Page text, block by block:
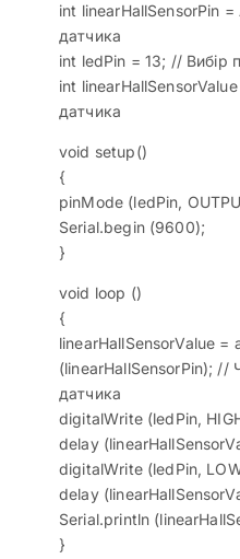
int linearHallSensorPin =
датчика
int ledPin = 13; // Вибір
int
датчика
void setup()
{
pinMode (ledPin,
Serial.begin (9600);
}
void loop ()
{
linearHallSensorValue =
(linearHallSensorPin); //
датчика
digitalWrite (ledPin,
delay
digitalWrite (ledPin,
delay
Serial.println
}